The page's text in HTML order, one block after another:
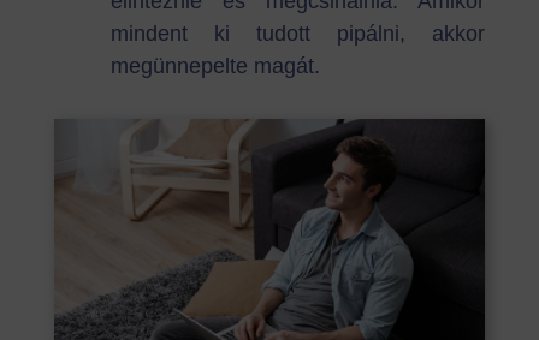
mindent ki tudott pipálni, akkor
megünnepelte magát.